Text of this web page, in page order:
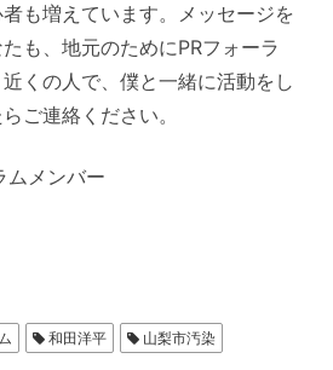
も増えています。メッセージを
も、地元のためにPRフォーラ
くの人で、僕と一緒に活動をし
ご連絡ください。
ムメンバー
和田洋平 山梨市汚染